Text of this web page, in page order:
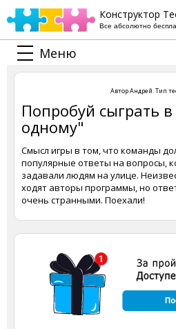
Конструктор
Все абсолютно
Меню
АвторАндрей. Тип
Попробуй сыграть
одному"
Смысл игры в том, что команды
популярные ответы на вопросы,
задавали людям на улице.
ходят авторы программы, но
очень странными. Поехали!